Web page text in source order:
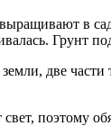
в
земли, две
поэтому